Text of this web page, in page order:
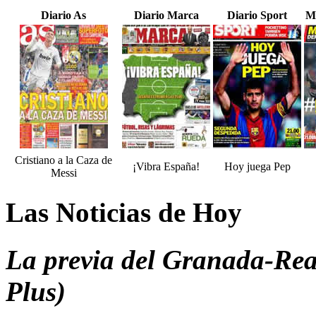
Diario As Diario Marca Diario Sport
Cristiano a la Caza de
Messi
¡Vibra España! Hoy juega Pep
Las Noticias de Hoy
La previa del Granada-
Plus)